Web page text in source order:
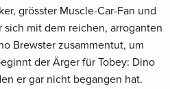
vergriffen
grösster Muscle-Car-Fan und
sich mit dem reichen, arroganten
Brewster zusammentut, um
der Ärger für Tobey: Dino
er gar nicht begangen hat.